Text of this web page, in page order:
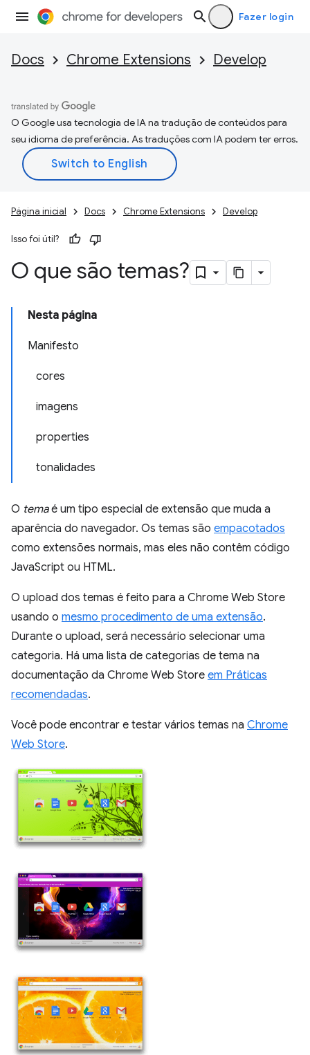
Fazer login
Docs Chrome Extensions Develop
O Google usa tecnologia de IA na tradução de conteúdos para
seu idioma de preferência. As traduções com IA podem ter erros.
Página inicial Docs Chrome Extensions Develop
Isso foi útil?
O que são temas?
Nesta página
Manifesto
cores
imagens
properties
tonalidades
O temaé um tipo especial de extensão que muda a
aparência do navegador. Os temas são empacotados
como extensões normais, mas eles não contêm código
JavaScript ou HTML.
O upload dos temas é feito para a Chrome Web Store
usando o mesmo procedimento de uma extensão.
Durante o upload, será necessário selecionar uma
categoria. Há uma lista de categorias de tema na
documentação da Chrome Web Store em Práticas
recomendadas.
Você pode encontrar e testar vários temas na Chrome
Web Store.